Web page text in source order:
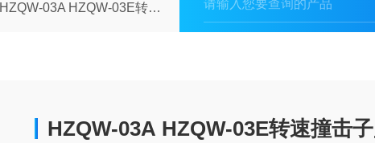
HZQW-03A HZQW-03E转速撞击子监测仪
HZQW-03A HZQW-03E转速撞击